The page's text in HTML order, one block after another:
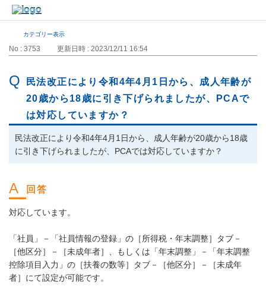
カテゴリー表示
No : 3753 更新日時 : 2023/12/11 16:54
民法改正により令和4年4月1日から、成人年齢が
20歳から18歳に引き下げられましたが、PCAで
は対応していますか？
民法改正により令和4年4月1日から、成人年齢が20歳から18歳
に引き下げられましたが、PCAでは対応していますか？
対応しています。
「社員」－「社員情報の登録」の［所得税・年末調整］タブ－
［他区分］－［未成年者］、もしくは「年末調整」－「年末調整
控除項目入力」の［扶養の数等］タブ－［他区分］－［未成年
者］にて設定が可能です。